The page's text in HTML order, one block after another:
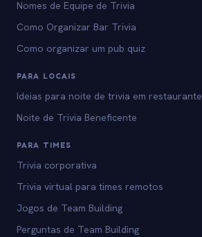
Nomes de Equipe de Trivia
Como Organizar Bar Trivia
Como organizar um pub quiz
PARA LOCAIS
Ideias para noite de trivia em restaurante
Noite de Trivia Beneficente
PARA TIMES
Trivia corporativa
Trivia virtual para times remotos
Jogos de Team Building
Perguntas de Team Building